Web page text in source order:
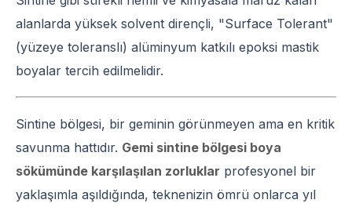
alanlarda yüksek solvent dirençli, "Surface Tolerant"
(yüzeye toleranslı) alüminyum katkılı epoksi mastik
boyalar tercih edilmelidir.
Sintine bölgesi, bir geminin görünmeyen ama en kritik
savunma hattıdır. Gemi sintine bölgesi boya
sökümünde karşılaşılan zorluklar profesyonel bir
yaklaşımla aşıldığında, teknenizin ömrü onlarca yıl